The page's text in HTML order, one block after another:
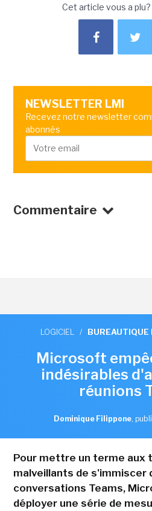
Cet article vous a plu?
NEWSLETTER LMI
Recevez notre newsletter
abonnés
Commentaire
LOGICIEL /
Microsoft
indésirables
réunions
Dominique Filippone,
Pour mettre un terme aux
malveillants de s'immiscer
conversations Teams,
déployer une série de